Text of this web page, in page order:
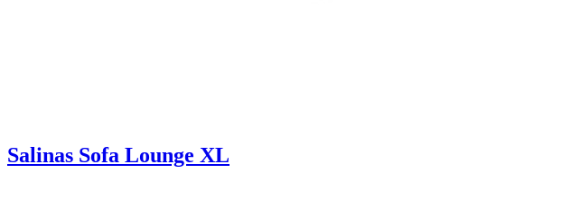
Salinas Sofa Lounge XL